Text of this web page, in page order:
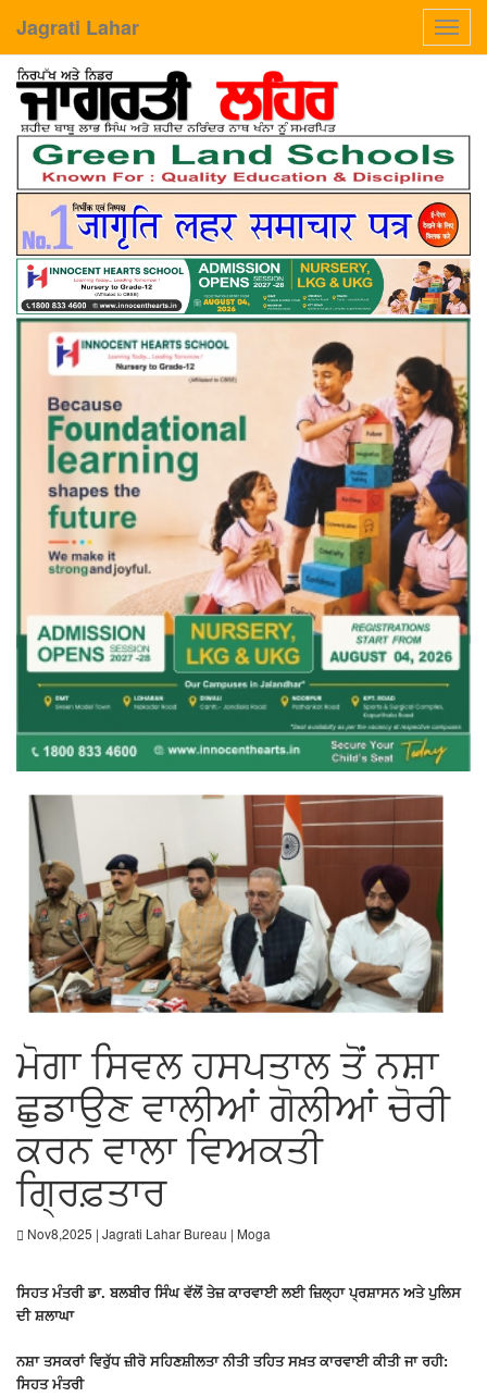
Jagrati Lahar
ਮੋਗਾ ਸਿਵਲ ਹਸਪਤਾਲ ਤੋਂ ਨਸ਼ਾ
ਛੁਡਾਉਣ ਵਾਲੀਆਂ ਗੋਲੀਆਂ ਚੋਰੀ
ਕਰਨ ਵਾਲਾ ਵਿਅਕਤੀ
ਗ੍ਰਿਫ਼ਤਾਰ
Nov8,2025 | Jagrati Lahar Bureau | Moga
ਸਿਹਤ ਮੰਤਰੀ ਡਾ. ਬਲਬੀਰ ਸਿੰਘ ਵੱਲੋਂ ਤੇਜ਼ ਕਾਰਵਾਈ ਲਈ ਜ਼ਿਲ੍ਹਾ ਪ੍ਰਸ਼ਾਸਨ ਅਤੇ ਪੁਲਿਸ
ਦੀ ਸ਼ਲਾਘਾ
ਨਸ਼ਾ ਤਸਕਰਾਂ ਵਿਰੁੱਧ ਜ਼ੀਰੋ ਸਹਿਣਸ਼ੀਲਤਾ ਨੀਤੀ ਤਹਿਤ ਸਖ਼ਤ ਕਾਰਵਾਈ ਕੀਤੀ ਜਾ ਰਹੀ:
ਸਿਹਤ ਮੰਤਰੀ